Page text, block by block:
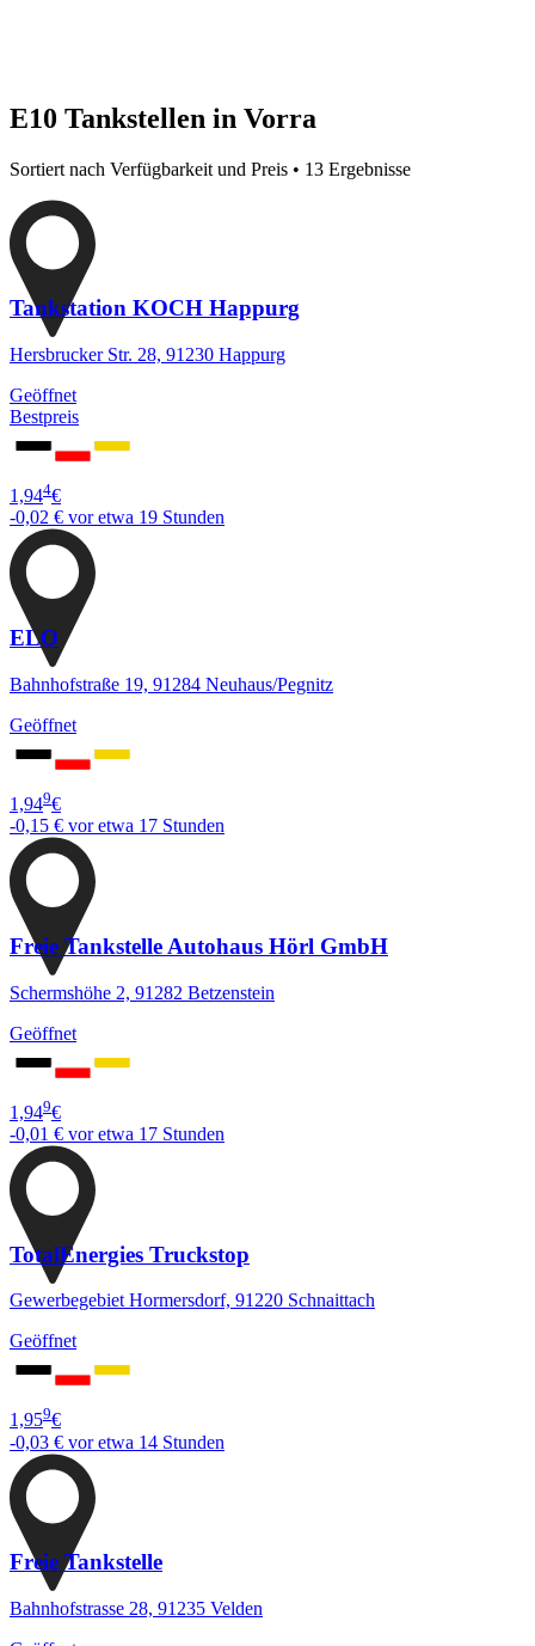
E10 Tankstellen in Vorra
Sortiert nach Verfügbarkeit und Preis • 13 Ergebnisse
Tankstation KOCH Happurg
Hersbrucker Str. 28, 91230 Happurg
Geöffnet
Bestpreis
1,944€
-0,02 € vor etwa 19 Stunden
ELO
Bahnhofstraße 19, 91284 Neuhaus/Pegnitz
Geöffnet
1,949€
-0,15 € vor etwa 17 Stunden
Freie Tankstelle Autohaus Hörl GmbH
Schermshöhe 2, 91282 Betzenstein
Geöffnet
1,949€
-0,01 € vor etwa 17 Stunden
TotalEnergies Truckstop
Gewerbegebiet Hormersdorf, 91220 Schnaittach
Geöffnet
1,959€
-0,03 € vor etwa 14 Stunden
Freie Tankstelle
Bahnhofstrasse 28, 91235 Velden